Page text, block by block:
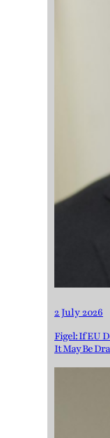
2 July 2026
Figel: If EU
It May Be